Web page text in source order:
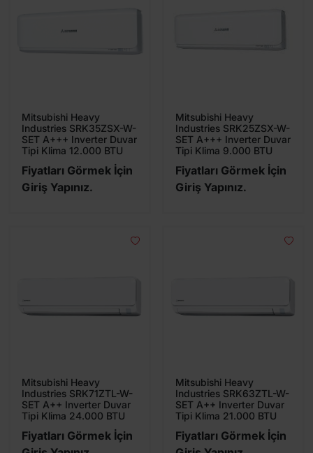
Mitsubishi Heavy
Industries SRK35ZSX-W-
SET A+++ Inverter Duvar
Tipi Klima 12.000 BTU
Fiyatları Görmek İçin
Giriş Yapınız.
Mitsubishi Heavy
Industries SRK25ZSX-W-
SET A+++ Inverter Duvar
Tipi Klima 9.000 BTU
Fiyatları Görmek İçin
Giriş Yapınız.
Mitsubishi Heavy
Industries SRK71ZTL-W-
SET A++ Inverter Duvar
Tipi Klima 24.000 BTU
Fiyatları Görmek İçin
Mitsubishi Heavy
Industries SRK63ZTL-W-
SET A++ Inverter Duvar
Tipi Klima 21.000 BTU
Fiyatları Görmek İçin